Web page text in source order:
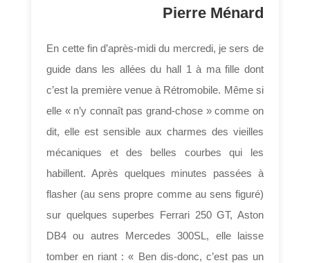
Pierre Ménard
En cette fin d’après-midi du mercredi, je sers de
guide dans les allées du hall 1 à ma fille dont
c’est la première venue à Rétromobile. Même si
elle « n’y connaît pas grand-chose » comme on
dit, elle est sensible aux charmes des vieilles
mécaniques et des belles courbes qui les
habillent. Après quelques minutes passées à
flasher (au sens propre comme au sens figuré)
sur quelques superbes Ferrari 250 GT, Aston
DB4 ou autres Mercedes 300SL, elle laisse
tomber en riant : « Ben dis-donc, c’est pas un